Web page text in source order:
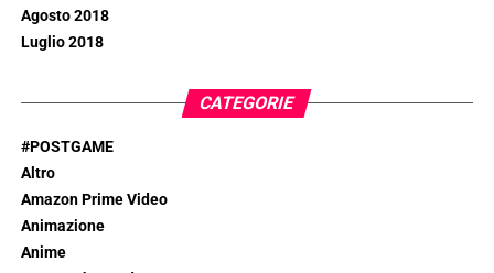
Agosto 2018
Luglio 2018
CATEGORIE
#POSTGAME
Altro
Amazon Prime Video
Animazione
Anime